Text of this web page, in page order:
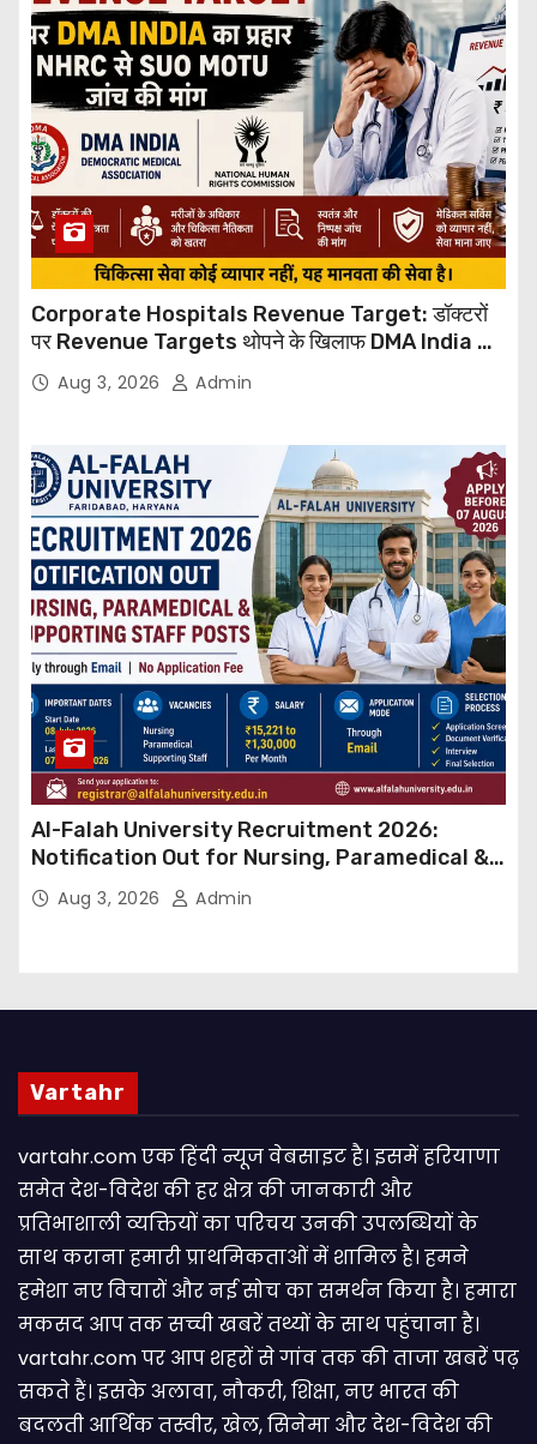
Corporate Hospitals Revenue Target: डॉक्टरों
पर Revenue Targets थोपने के खिलाफ DMA India का
बड़ा कदम, NHRC से Suo Motu जांच की मांग
Aug 3, 2026 Admin
Al-Falah University Recruitment 2026:
Notification Out for Nursing, Paramedical &
Supporting Staff Posts, Apply Through Email
Aug 3, 2026 Admin
Vartahr
vartahr.com एक हिंदी न्यूज वेबसाइट है। इसमें हरियाणा
समेत देश-विदेश की हर क्षेत्र की जानकारी और
प्रतिभाशाली व्यक्तियों का परिचय उनकी उपलब्धियों के
साथ कराना हमारी प्राथमिकताओं में शामिल है। हमने
हमेशा नए विचारों और नई सोच का समर्थन किया है। हमारा
मकसद आप तक सच्ची खबरें तथ्यों के साथ पहुंचाना है।
vartahr.com पर आप शहरों से गांव तक की ताजा खबरें पढ़
सकते हैं। इसके अलावा, नौकरी, शिक्षा, नए भारत की
बदलती आर्थिक तस्वीर, खेल, सिनेमा और देश-विदेश की